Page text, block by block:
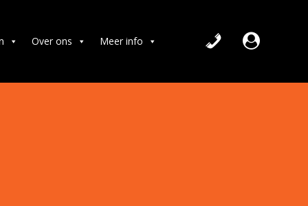
Over ons Meer info